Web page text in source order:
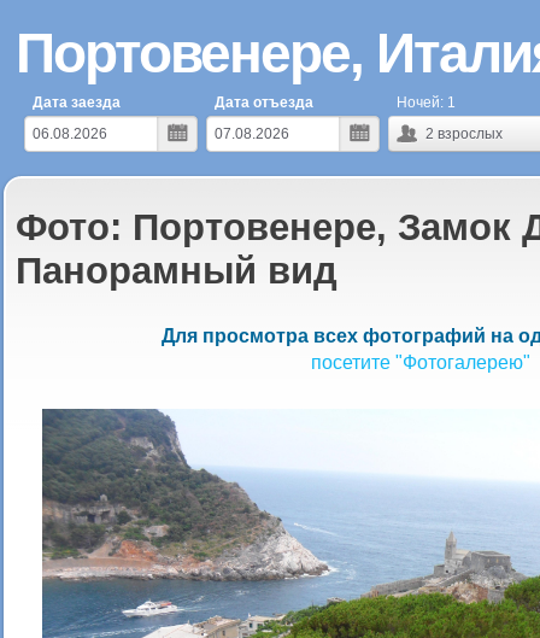
Портовенере,
Дата заезда
Дата отъезда
2 взрослых
Ночей: 1
Фото: Портовенере, Замок
Панорамный вид
Для просмотра всех фотографий на
посетите "Фотогалерею"